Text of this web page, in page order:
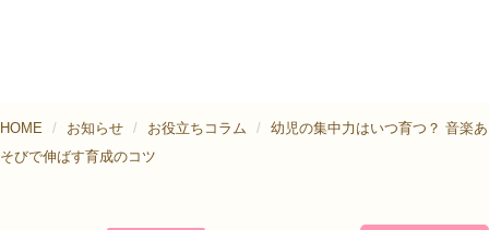
HOME お知らせ お役立ちコラム
幼児の集中力はいつ育つ？ 音楽あ
そびで伸ばす育成のコツ